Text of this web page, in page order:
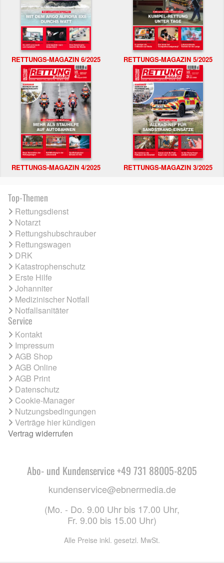
RETTUNGS-MAGAZIN 6/2025 RETTUNGS-MAGAZIN 5/2025
RETTUNGS-MAGAZIN 4/2025 RETTUNGS-MAGAZIN 3/2025
Top-Themen
Rettungsdienst
Notarzt
Rettungshubschrauber
Rettungswagen
DRK
Katastrophenschutz
Erste Hilfe
Johanniter
Medizinischer Notfall
Notfallsanitäter
Service
Kontakt
Impressum
AGB Shop
AGB Online
AGB Print
Datenschutz
Cookie-Manager
Nutzungsbedingungen
Verträge hier kündigen
Vertrag widerrufen
Abo- und Kundenservice +49 731 88005-8205
kundenservice@ebnermedia.de
(Mo. - Do. 9.00 Uhr bis 17.00 Uhr,
Fr. 9.00 bis 15.00 Uhr)
Alle Preise inkl. gesetzl. MwSt.